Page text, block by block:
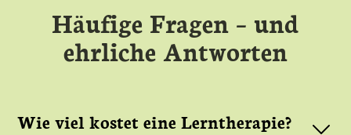
Häufige Fragen – und
ehrliche Antworten
Wie viel kostet eine Lerntherapie?